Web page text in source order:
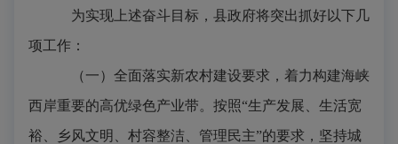
为实现上述奋斗目标，县政府将突出抓好以下几
项工作：
（一）全面落实新农村建设要求，着力构建海峡
西岸重要的高优绿色产业带。 按照“生产发展、生活宽
裕、乡风文明、村容整洁、管理民主”的要求，坚持城